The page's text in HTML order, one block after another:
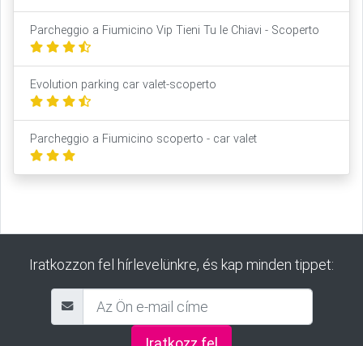
Parcheggio a Fiumicino Vip Tieni Tu le Chiavi - Scoperto
Evolution parking car valet-scoperto
Parcheggio a Fiumicino scoperto - car valet
Iratkozzon fel hírlevelünkre, és kap minden tippet: